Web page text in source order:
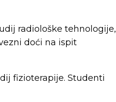
radiološke tehnologije,
doći na ispit
fizioterapije. Studenti